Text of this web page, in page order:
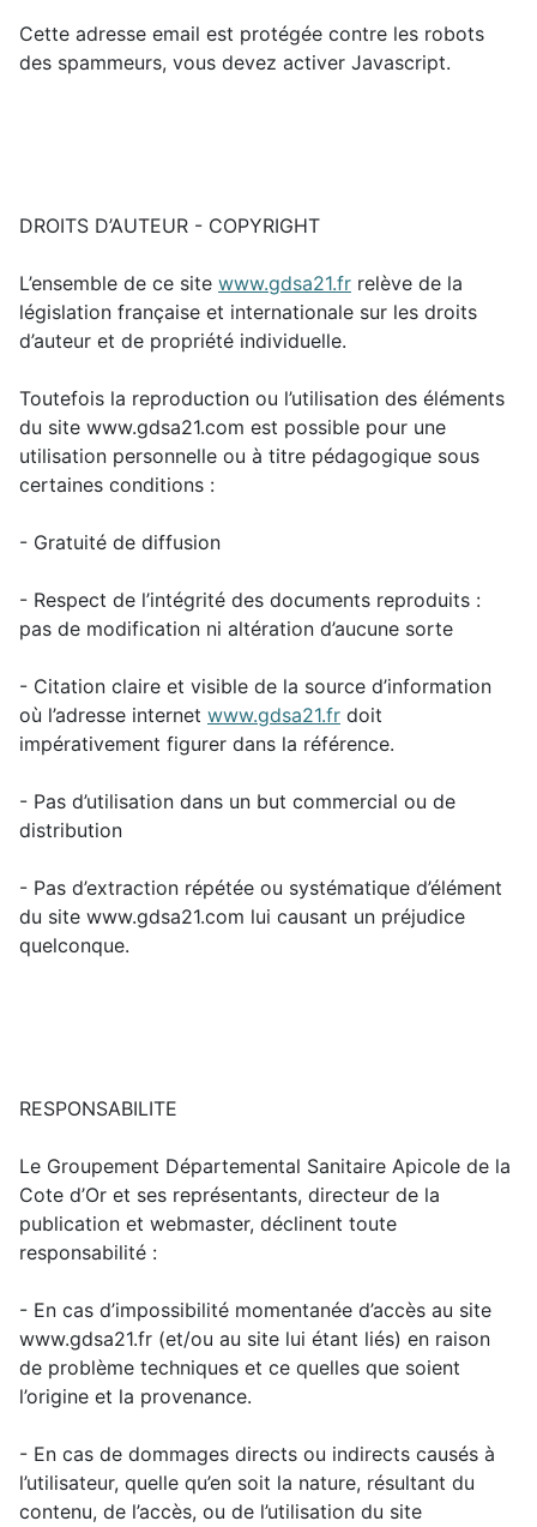
Cette adresse email est protégée contre les robots
des spammeurs, vous devez activer Javascript.
DROITS D’AUTEUR - COPYRIGHT
L’ensemble de ce site www.gdsa21.fr relève de la
législation française et internationale sur les droits
d’auteur et de propriété individuelle.
Toutefois la reproduction ou l’utilisation des éléments
du site www.gdsa21.com est possible pour une
utilisation personnelle ou à titre pédagogique sous
certaines conditions :
- Gratuité de diffusion
- Respect de l’intégrité des documents reproduits :
pas de modification ni altération d’aucune sorte
- Citation claire et visible de la source d’information
où l’adresse internet www.gdsa21.fr doit
impérativement figurer dans la référence.
- Pas d’utilisation dans un but commercial ou de
distribution
- Pas d’extraction répétée ou systématique d’élément
du site www.gdsa21.com lui causant un préjudice
quelconque.
RESPONSABILITE
Le Groupement Départemental Sanitaire Apicole de la
Cote d’Or et ses représentants, directeur de la
publication et webmaster, déclinent toute
responsabilité :
- En cas d’impossibilité momentanée d’accès au site
www.gdsa21.fr (et/ou au site lui étant liés) en raison
de problème techniques et ce quelles que soient
l’origine et la provenance.
- En cas de dommages directs ou indirects causés à
l’utilisateur, quelle qu’en soit la nature, résultant du
contenu, de l’accès, ou de l’utilisation du site